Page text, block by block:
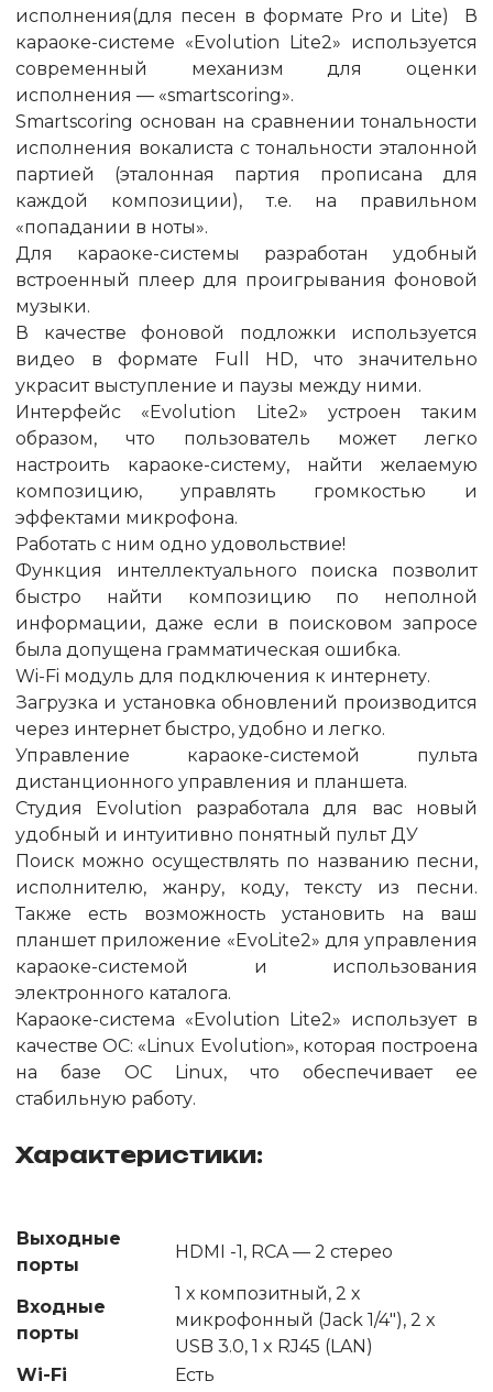
исполнения(для песен в формате Pro и Lite) В
караоке-системе «Evolution Lite2» используется
современный механизм для оценки
исполнения — «smartscoring».
Smartscoring основан на сравнении тональности
исполнения вокалиста с тональности эталонной
партией (эталонная партия прописана для
каждой композиции), т.е. на правильном
«попадании в ноты».
Для караоке-cистемы разработан удобный
встроенный плеер для проигрывания фоновой
музыки.
В качестве фоновой подложки используется
видео в формате Full HD, что значительно
украсит выступление и паузы между ними.
Интерфейс «Evolution Lite2» устроен таким
образом, что пользователь может легко
настроить караоке-систему, найти желаемую
композицию, управлять громкостью и
эффектами микрофона.
Работать с ним одно удовольствие!
Функция интеллектуального поиска позволит
быстро найти композицию по неполной
информации, даже если в поисковом запросе
была допущена грамматическая ошибка.
Wi-Fi модуль для подключения к интернету.
Загрузка и установка обновлений производится
через интернет быстро, удобно и легко.
Управление караоке-системой пульта
дистанционного управления и планшета.
Студия Evolution разработала для вас новый
удобный и интуитивно понятный пульт ДУ
Поиск можно осуществлять по названию песни,
исполнителю, жанру, коду, тексту из песни.
Также есть возможность установить на ваш
планшет приложение «EvoLite2» для управления
караоке-системой и использования
электронного каталога.
Караоке-система «Evolution Lite2» использует в
качестве ОС: «Linux Evolution», которая построена
на базе ОС Linux, что обеспечивает ее
стабильную работу.
Характеристики:
Выходные
порты
HDMI -1, RCA — 2 стерео
Входные
порты
1 х композитный, 2 х
микрофонный (Jack 1/4"), 2 x
USB 3.0, 1 x RJ45 (LAN)
Wi-Fi
Есть